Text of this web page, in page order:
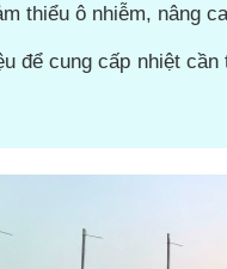
thiểu ô nhiễm, nâng
để cung cấp nhiệt